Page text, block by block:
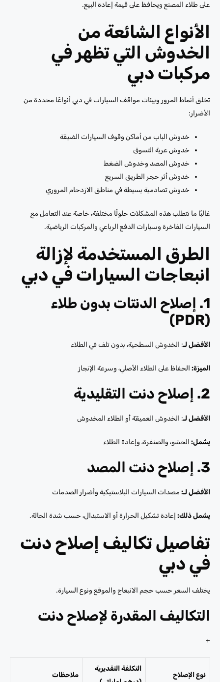
على طلاء المصنع ويحافظ على قيمة إعادة البيع.
الأنواع الشائعة من
الخدوش التي تظهر في
مركبات دبي
تخلق أنماط المرور وبيئات مواقف السيارات في دبي أنواعًا محددة من
الأضرار:
خدوش الباب من أماكن وقوف السيارات الضيقة
خدوش عربة التسوق
خدوش المصد وخدوش الضغط
خدوش أثر حجر الطريق السريع
خدوش تصادمية بسيطة في مناطق الازدحام المروري
غالبًا ما تتطلب هذه المشكلات حلولًا مختلفة، خاصة عند التعامل مع
السيارات الفاخرة وسيارات الدفع الرباعي والمركبات الرياضية.
الطرق المستخدمة لإزالة
انبعاجات السيارات في دبي
1. إصلاح الدنتات بدون طلاء
(PDR)
الأفضل لـ: الخدوش السطحية، بدون تلف في الطلاء
الميزة: الحفاظ على الطلاء الأصلي، وسرعة الإنجاز
2. إصلاح دنت التقليدية
الأفضل لـ: الخدوش العميقة أو الطلاء المخدوش
يشمل: الحشو، والصنفرة، وإعادة الطلاء
3. إصلاح دنت المصد
الأفضل لـ: مصدات السيارات البلاستيكية وأضرار الصدمات
يشمل ذلك: إعادة تشكيل الحرارة أو الاستبدال، حسب شدة الحالة.
تفاصيل تكاليف إصلاح دنت
في دبي
يختلف السعر حسب حجم الانبعاج والموقع ونوع السيارة.
التكاليف المقدرة لإصلاح دنت
+
نوع الإصلاح
التكلفة التقديرية
ملاحظات